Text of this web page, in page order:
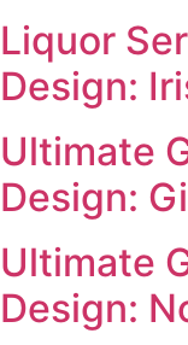
Liquor
Design:
Ultimate
Design:
Ultimate
Design: